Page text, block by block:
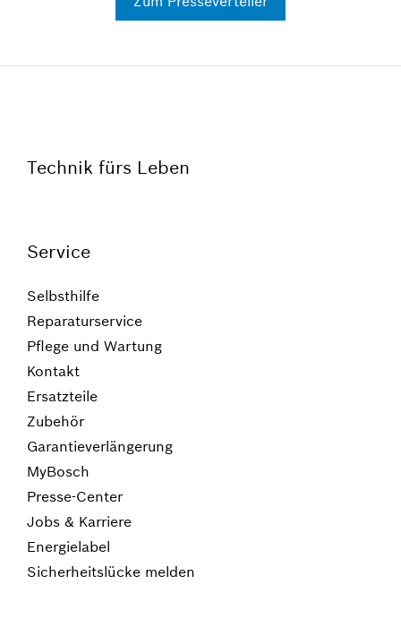
Technik fürs Leben
Service
Selbsthilfe
Reparaturservice
Pflege und Wartung
Kontakt
Ersatzteile
Zubehör
Garantieverlängerung
MyBosch
Presse-Center
Jobs & Karriere
Energielabel
Sicherheitslücke melden